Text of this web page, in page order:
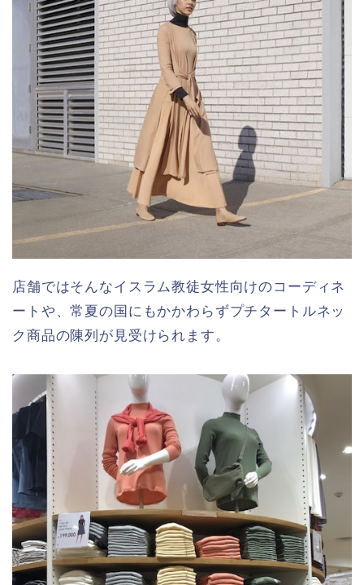
店舗ではそんなイスラム教徒女性向けのコーディネ
ートや、常夏の国にもかかわらずプチタートルネッ
ク商品の陳列が見受けられます。